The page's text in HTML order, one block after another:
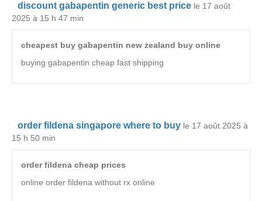
discount gabapentin generic best price le 17 août
2025 à 15 h 47 min
cheapest buy gabapentin new zealand buy online
buying gabapentin cheap fast shipping
order fildena singapore where to buy le 17 août 2025 à
15 h 50 min
order fildena cheap prices
online order fildena without rx online